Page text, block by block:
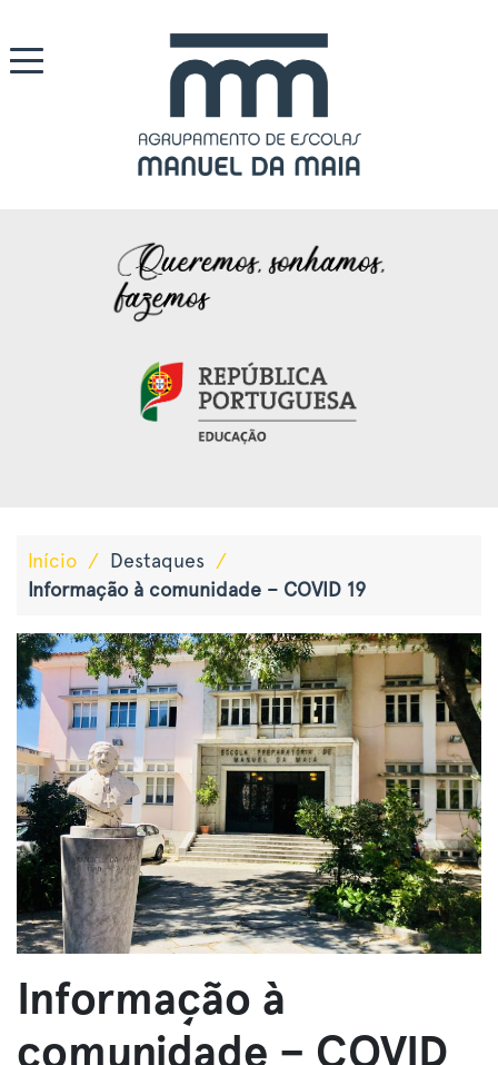
Início / Destaques /
Informação à comunidade – COVID 19
Informação à
comunidade – COVID